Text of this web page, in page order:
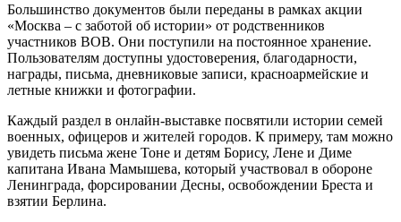
Большинство документов были переданы в рамках акции
«Москва – с заботой об истории» от родственников
участников ВОВ. Они поступили на постоянное хранение.
Пользователям доступны удостоверения, благодарности,
награды, письма, дневниковые записи, красноармейские и
летные книжки и фотографии.
Каждый раздел в онлайн-выставке посвятили истории семей
военных, офицеров и жителей городов. К примеру, там можно
увидеть письма жене Тоне и детям Борису, Лене и Диме
капитана Ивана Мамышева, который участвовал в обороне
Ленинграда, форсировании Десны, освобождении Бреста и
взятии Берлина.